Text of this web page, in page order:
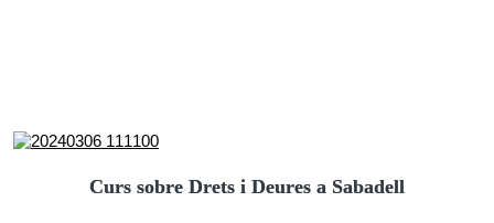
Curs sobre Drets i Deures a Sabadell